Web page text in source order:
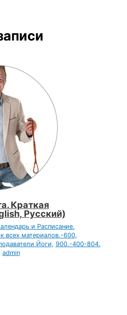
Краткая
Русский)
и Расписание.
всех материалов.-600,
Йоги, 900.-400-804.
admin